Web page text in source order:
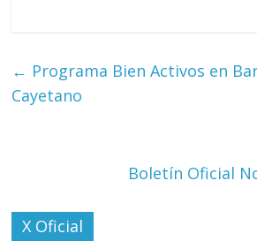
← Programa Bien Activos en
Cayetano
Boletín Oficial
X Oficial